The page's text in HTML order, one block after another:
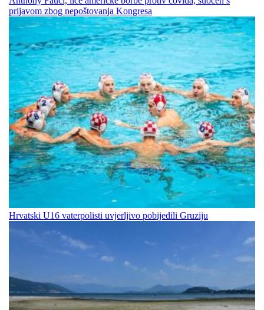
prijavom zbog nepoštovanja Kongresa
Hrvatski U16 vaterpolisti uvjerljivo pobijedili Gruziju